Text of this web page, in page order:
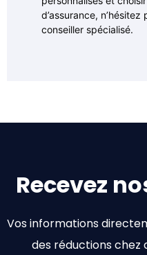
d’assurance,
conseiller spécialisé.
Recevez
Vos informations
des réductions chez